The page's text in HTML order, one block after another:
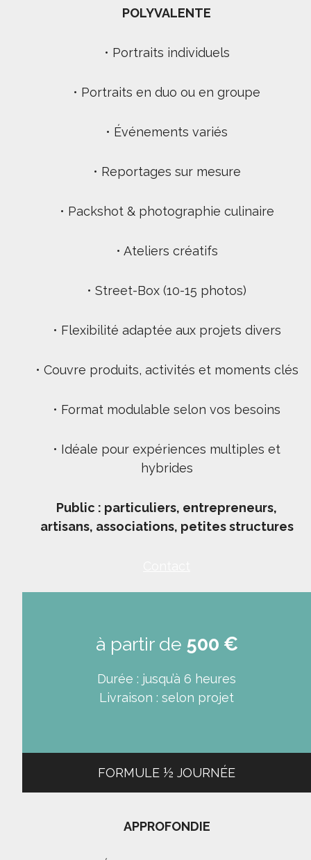
POLYVALENTE
• Portraits individuels
• Portraits en duo ou en groupe
• Événements variés
• Reportages sur mesure
• Packshot & photographie culinaire
• Ateliers créatifs
• Street-Box (10-15 photos)
• Flexibilité adaptée aux projets divers
• Couvre produits, activités et moments clés
• Format modulable selon vos besoins
• Idéale pour expériences multiples et
hybrides
Public : particuliers, entrepreneurs,
artisans, associations, petites structures
à partir de 500 €
Durée : jusqu’à 6 heures
Livraison : selon projet
FORMULE ½ JOURNÉE
APPROFONDIE